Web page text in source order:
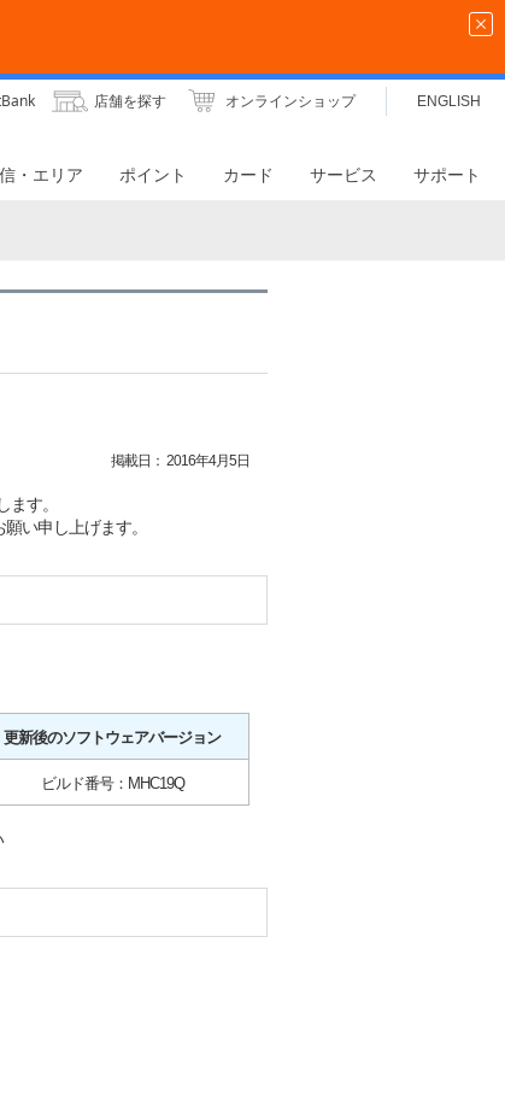
店舗を探す オンラインショップ ENGLISH
・エリア ポイント カード サービス サポート
掲載日： 2016年4月5日
す。
い申し上げます。
更新後のソフトウェアバージョン
ビルド番号：MHC19Q